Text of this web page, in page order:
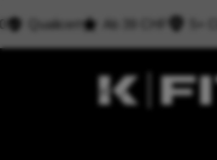
Qualicert Ab 39 CHF